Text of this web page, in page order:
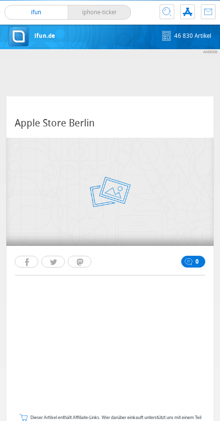
ifun iphone-ticker
ifun.de 46 830 Artikel
Apple Store Berlin
0
Dieser Artikel enthält Affiliate-Links. Wer darüber einkauft unterstützt uns mit einem Teil